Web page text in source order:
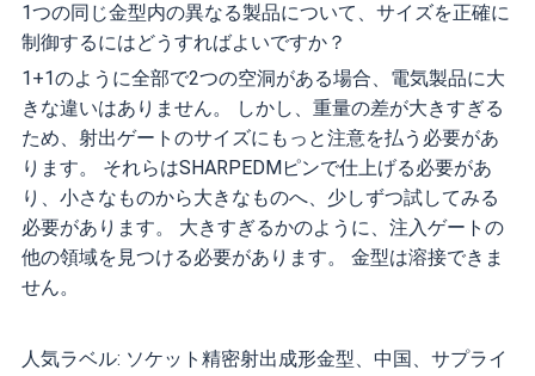
1つの同じ金型内の異なる製品について、サイズを正確に
制御するにはどうすればよいですか？
1+1のように全部で2つの空洞がある場合、電気製品に大
きな違いはありません。 しかし、重量の差が大きすぎる
ため、射出ゲートのサイズにもっと注意を払う必要があ
ります。 それらはSHARPEDMピンで仕上げる必要があ
り、小さなものから大きなものへ、少しずつ試してみる
必要があります。 大きすぎるかのように、注入ゲートの
他の領域を見つける必要があります。 金型は溶接できま
せん。
人気ラベル: ソケット精密射出成形金型、中国、サプライ